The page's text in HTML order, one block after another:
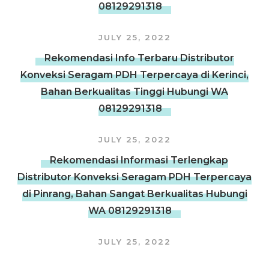
08129291318
JULY 25, 2022
Rekomendasi Info Terbaru Distributor
Konveksi Seragam PDH Terpercaya di Kerinci,
Bahan Berkualitas Tinggi Hubungi WA
08129291318
JULY 25, 2022
Rekomendasi Informasi Terlengkap
Distributor Konveksi Seragam PDH Terpercaya
di Pinrang, Bahan Sangat Berkualitas Hubungi
WA 08129291318
JULY 25, 2022